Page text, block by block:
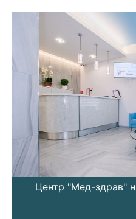
Центр "Мед-здрав"